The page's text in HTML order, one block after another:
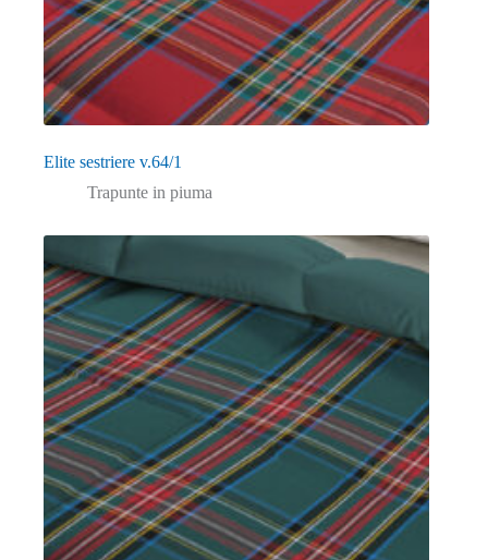
Elite sestriere v.64/1
Trapunte in piuma